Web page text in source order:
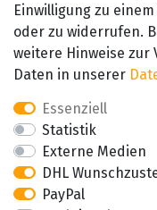
SEHR GUT
4.89 / 5
aus 657 Bewertungen
bei: amazon.de,
amazon.fr, amazon.it
Einwilligung zu
oder zu widerrufen.
weitere Hinweise zur
Daten in unserer
Essenziell
Statistik
Externe Medien
DHL
PayPal